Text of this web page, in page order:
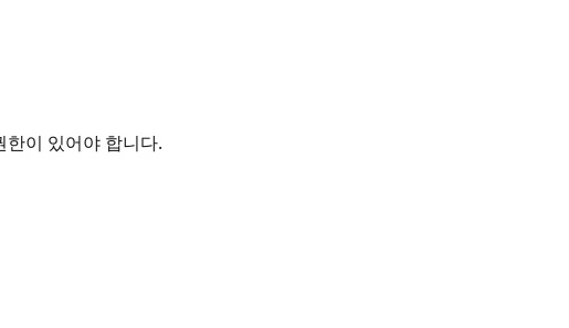
이 있어야 합니다.